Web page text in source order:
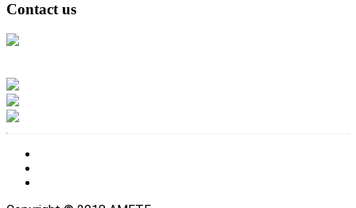
Contact us